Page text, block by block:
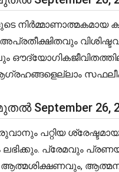
September 26,
പറ്റിയ ശ്രേഷ്ടമായ
പ്രേമവും